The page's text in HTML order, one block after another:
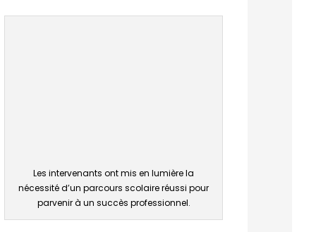
Les intervenants ont mis en lumière la
nécessité d’un parcours scolaire réussi pour
parvenir à un succès professionnel.